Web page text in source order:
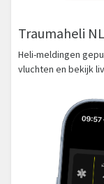
Traumaheli
Heli-meldingen
vluchten en bekijk